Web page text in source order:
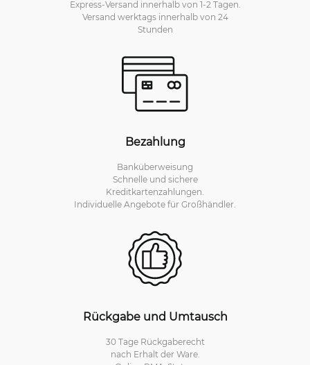
Express-Versand innerhalb von 1-2 Tagen.
Versand werktags innerhalb von 24
Stunden
Bezahlung
Banküberweisung
Schnelle und sichere
Kreditkartenzahlungen.
Individuelle Angebote für Großhändler.
Rückgabe und Umtausch
30 Tage Rückgaberecht
nach Erhalt der Ware.